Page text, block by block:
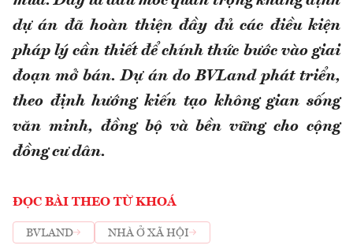
dự án đã hoàn thiện đầy đủ các điều kiện
pháp lý cần thiết để chính thức bước vào giai
đoạn mở bán. Dự án do BVLand phát triển,
theo định hướng kiến tạo không gian sống
văn minh, đồng bộ và bền vững cho cộng
đồng cư dân.
ĐỌC BÀI THEO TỪ KHOÁ
BVLAND NHÀ Ở XÃ HỘI